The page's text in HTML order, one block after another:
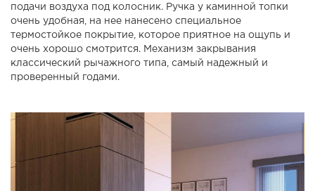
подачи воздуха под колосник. Ручка у каминной топки
очень удобная, на нее нанесено специальное
термостойкое покрытие, которое приятное на ощупь и
очень хорошо смотрится. Механизм закрывания
классический рычажного типа, самый надежный и
проверенный годами.